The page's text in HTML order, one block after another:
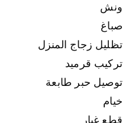
ونش
صباغ
تظليل زجاج المنزل
تركيب قرميد
توصيل حبر طابعة
خيام
قطع غيار